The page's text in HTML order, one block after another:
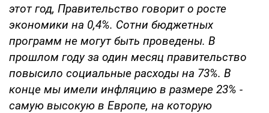
этот год, Правительство говорит о росте
экономики на 0,4%. Сотни бюджетных
программ не могут быть проведены. В
прошлом году за один месяц правительство
повысило социальные расходы на 73%. В
конце мы имели инфляцию в размере 23% -
самую высокую в Европе, на которую